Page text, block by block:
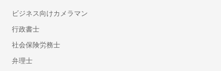
ビジネス向けカメラマン
行政書士
社会保険労務士
弁理士